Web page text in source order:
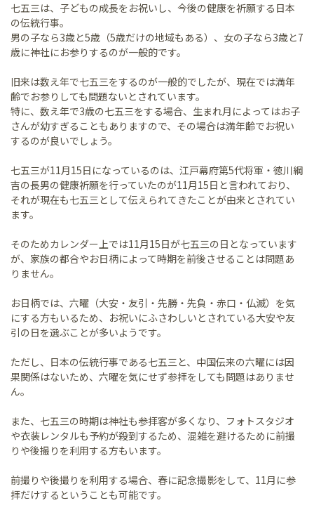
七五三は、子どもの成長をお祝いし、今後の健康を祈願する日本
の伝統行事。
男の子なら3歳と5歳（5歳だけの地域もある）、女の子なら3歳と7
歳に神社にお参りするのが一般的です。
旧来は数え年で七五三をするのが一般的でしたが、現在では満年
齢でお参りしても問題ないとされています。
特に、数え年で3歳の七五三をする場合、生まれ月によってはお子
さんが幼すぎることもありますので、その場合は満年齢でお祝い
するのが良いでしょう。
七五三が11月15日になっているのは、江戸幕府第5代将軍・徳川綱
吉の長男の健康祈願を行っていたのが11月15日と言われており、
それが現在も七五三として伝えられてきたことが由来とされてい
ます。
そのためカレンダー上では11月15日が七五三の日となっています
が、家族の都合やお日柄によって時期を前後させることは問題あ
りません。
お日柄では、六曜（大安・友引・先勝・先負・赤口・仏滅）を気
にする方もいるため、お祝いにふさわしいとされている大安や友
引の日を選ぶことが多いようです。
ただし、日本の伝統行事である七五三と、中国伝来の六曜には因
果関係はないため、六曜を気にせず参拝をしても問題はありませ
ん。
また、七五三の時期は神社も参拝客が多くなり、フォトスタジオ
や衣装レンタルも予約が殺到するため、混雑を避けるために前撮
りや後撮りを利用する方もいます。
前撮りや後撮りを利用する場合、春に記念撮影をして、11月に参
拝だけするということも可能です。